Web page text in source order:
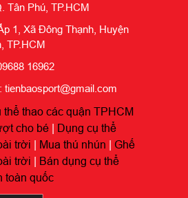
Tân Phú, TP.HCM
1, Xã Đông Thạnh, Huyện
TP.HCM
16962
tienbaosport@gmail.com
thể thao các quận TPHCM
cho bé | Dụng cụ thể
trời | Mua thú nhún | Ghế
trời | Bán dụng cụ thể
toàn quốc